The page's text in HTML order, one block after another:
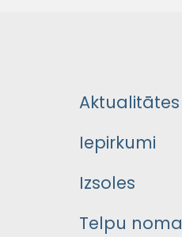
Aktualitātes
Iepirkumi
Izsoles
Telpu noma